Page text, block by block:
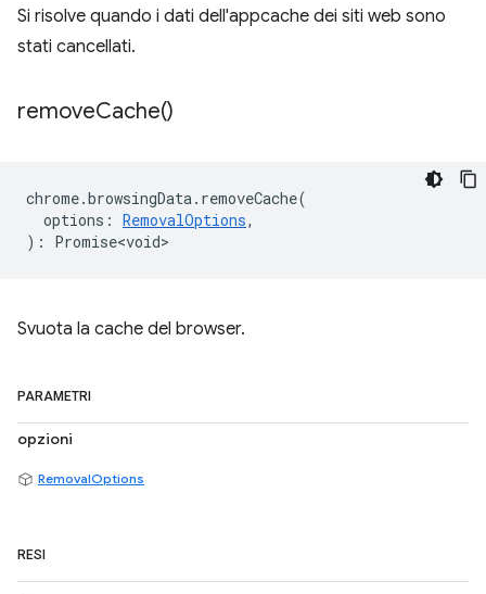
Si risolve quando i dati dell'appcache dei siti web sono
stati cancellati.
removeCache()
chrome.browsingData. removeCache(
options : RemovalOptions,
) : Promise<void>
Svuota la cache del browser.
PARAMETRI
opzioni
RemovalOptions
RESI